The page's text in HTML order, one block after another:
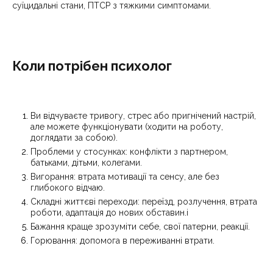
суїцидальні стани, ПТСР з тяжкими симптомами.
Коли потрібен психолог
Ви відчуваєте тривогу, стрес або пригнічений настрій,
але можете функціонувати (ходити на роботу,
доглядати за собою).
Проблеми у стосунках: конфлікти з партнером,
батьками, дітьми, колегами.
Вигорання: втрата мотивації та сенсу, але без
глибокого відчаю.
Складні життєві переходи: переїзд, розлучення, втрата
роботи, адаптація до нових обставин.і
Бажання краще зрозуміти себе, свої патерни, реакції.
Горювання: допомога в переживанні втрати.